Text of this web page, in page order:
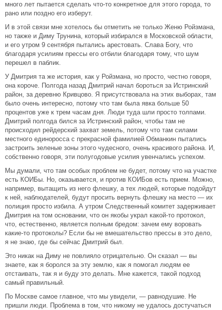
много лет пытается сделать что-то конкретное для этого города, то
рано или поздно его изберут.
И в этой связи мне хотелось бы отметить не только Женю Ройзмана,
но также и Диму Трунина, который избирался в Московской области,
и его утром 9 сентября пытались арестовать. Слава Богу, что
благодаря усилиям прессы его отбили благодаря тому, что шум
перешел в паблик.
У Дмитрия та же история, как у Ройзмана, но просто, честно говоря,
она короче. Полгода назад Дмитрий начал бороться за Истринский
район, за деревню Кривцово. Я присутствовала на этих выборах, там
было очень интересно, потому что там была явка больше 50
процентов уже к трем часам дня. Люди туда шли просто толпами.
Дмитрий полгода бился за Истринский район, чтобы там не
происходил рейдерский захват земель, потому что там силами
местного единоросса с прекрасной фамилией Обманкин пытались
застроить зеленые зоны этого чудесного, очень красивого района. И,
собственно говоря, эти полугодовые усилия увенчались успехом.
Мы думали, что там особых проблем не будет, потому что на участке
есть КОИБы. Но, оказывается, и против КОИБов есть прием. Можно,
например, вытащить из него флешку, а тех людей, которые подойдут
к ней, наблюдателей, будут просить вернуть флешку на место — их
полиция просто избила. А утром Следственный комитет задерживает
Дмитрия на том основании, что он якобы украл какой-то протокол,
что, естественно, является полным бредом: зачем ему воровать
какие-то протоколы? Если бы не вмешательство прессы в это дело,
я не знаю, где бы сейчас Дмитрий был.
Это никак на Диму не повлияло отрицательно. Он сказал — вы
знаете, как я боролся за эту землю, как я помогал людям ее
отстаивать, так я и буду это делать. Мне кажется, такой подход
самый правильный.
По Москве самое главное, что мы увидели, — равнодушие. Не
пришли люди. Проблема в том, что никому не удалось достучаться